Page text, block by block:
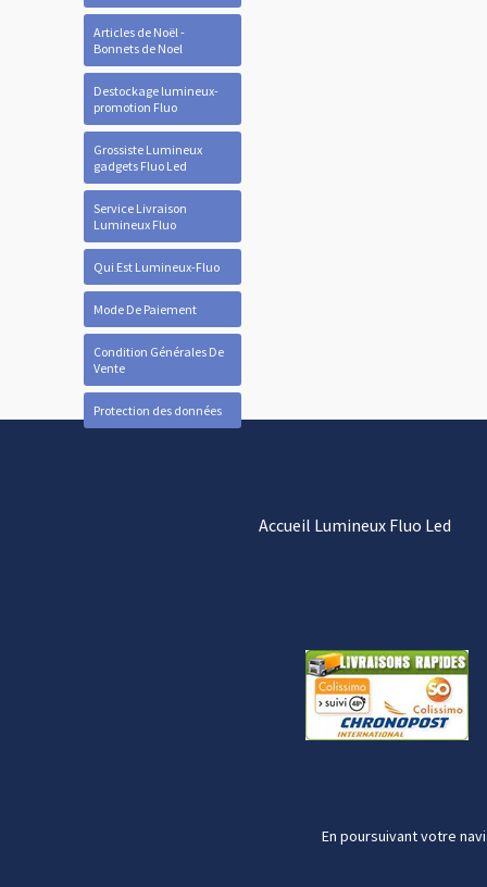
Articles de Noël -
Bonnets de Noel
Destockage lumineux-
promotion Fluo
Grossiste Lumineux
gadgets Fluo Led
Service Livraison
Lumineux Fluo
Qui Est Lumineux-Fluo
Mode De Paiement
Condition Générales De
Vente
Protection des données
Accueil Lumineux Fluo Led
En poursuivant votre